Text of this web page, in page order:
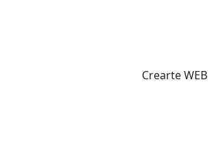
Crearte WEB